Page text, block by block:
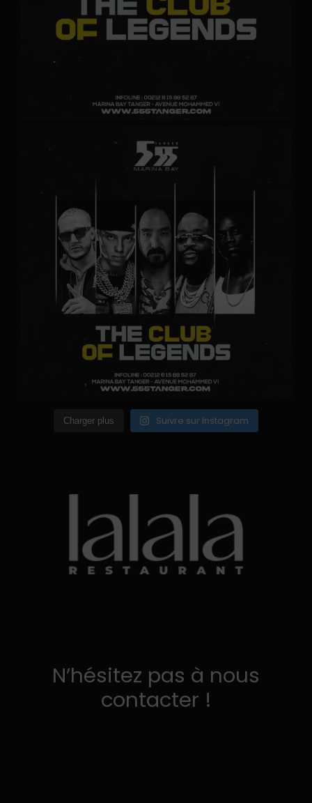
Charger plus Suivre sur Instagram
N’hésitez pas à nous
contacter !